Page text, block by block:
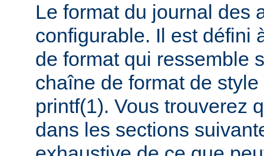
Le format du journal des
configurable. Il est défini
de format qui ressemble
chaîne de format de
printf(1). Vous trouverez
dans les sections